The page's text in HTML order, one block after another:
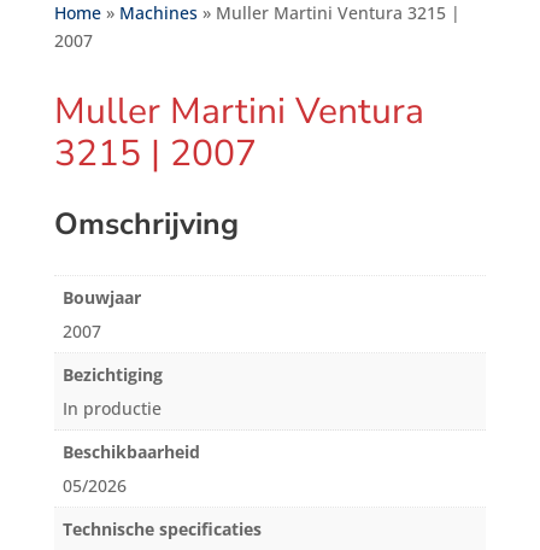
Home» Machines» Muller Martini Ventura 3215 |
2007
Muller Martini Ventura
3215 | 2007
Omschrijving
Bouwjaar
2007
Bezichtiging
In productie
Beschikbaarheid
05/2026
Technische specificaties